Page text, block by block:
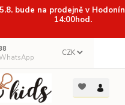
bude na prodejně v
14:00hod.
CZK